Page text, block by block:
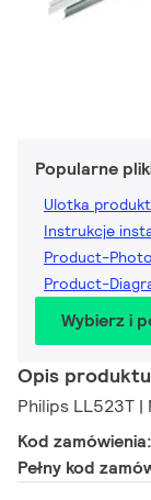
Popularne
Ulotka
Instrukcje
Product-
Product-
Wybierz i
Opis produktu
Philips LL523T |
Kod zamówienia:
Pełny kod